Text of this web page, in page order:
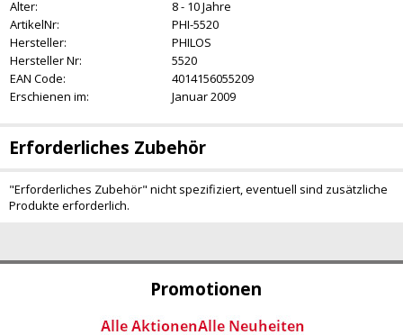
Promotionen
Alter:
8 - 10 Jahre
ArtikelNr:
PHI-5520
Hersteller:
PHILOS
Hersteller Nr:
5520
EAN Code:
4014156055209
Erschienen im:
Januar 2009
Erforderliches Zubehör
"Erforderliches Zubehör" nicht spezifiziert, eventuell sind zusätzliche
Produkte erforderlich.